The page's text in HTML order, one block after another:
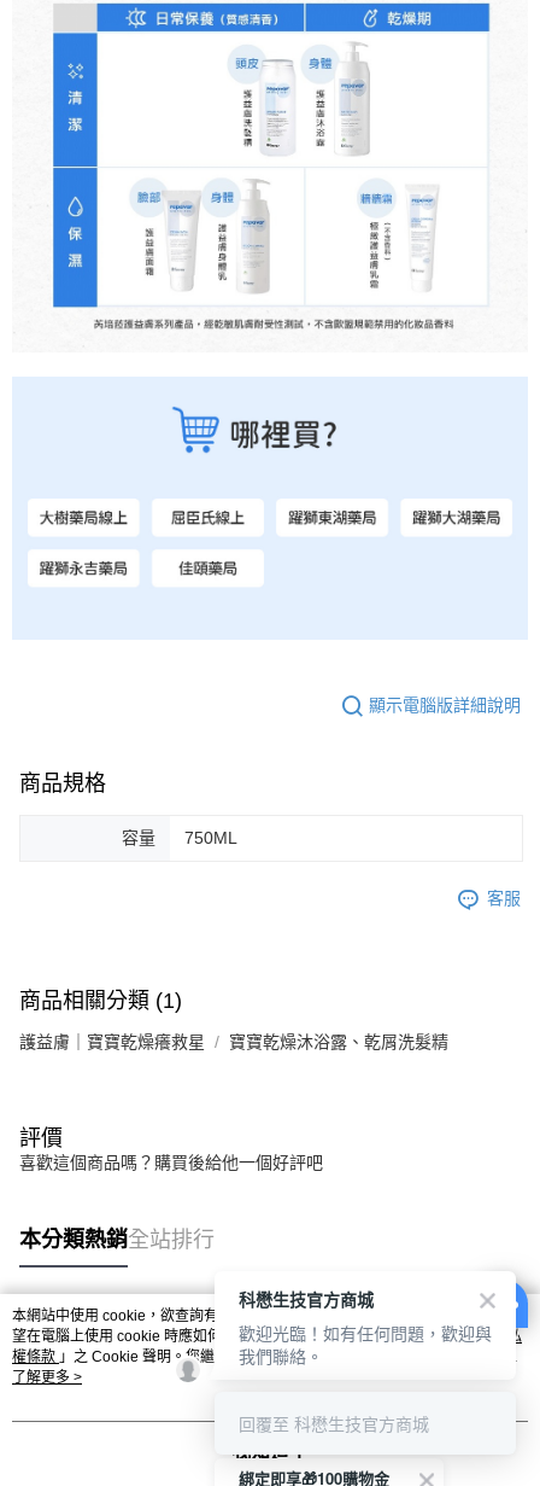
顯示電腦版詳細說明
商品規格
容量 750ML
客服
商品相關分類 (1)
護益膚｜寶寶乾燥癢救星 寶寶乾燥沐浴露、乾屑洗髮精
評價
喜歡這個商品嗎？購買後給他一個好評吧
本分類熱銷全站排行
熱門標籤
本網站中使用 cookie，欲查詢有關本網站使用 cookie 方式之詳情，及若您不希
望在電腦上使用 cookie 時應如何變更電腦的 cookie 設定，請參閱本網站「
隱私
權條款 」之 Cookie 聲明。您繼續使用本網站即表示您同意本公司得按本網站使
用條款之 Cookie 聲明使用 cookie。
了解更多 >
我知道了
綁定即享🎁100購物金
科懋生技官方商城
歡迎光臨！如有任何問題，歡迎與
我們聯絡。
回覆至 科懋生技官方商城